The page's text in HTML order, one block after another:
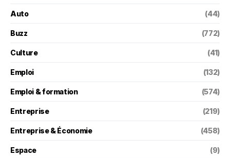
Auto (44)
Buzz (772)
Culture (41)
Emploi (132)
Emploi & formation (574)
Entreprise (219)
Entreprise & Économie (458)
Espace (9)